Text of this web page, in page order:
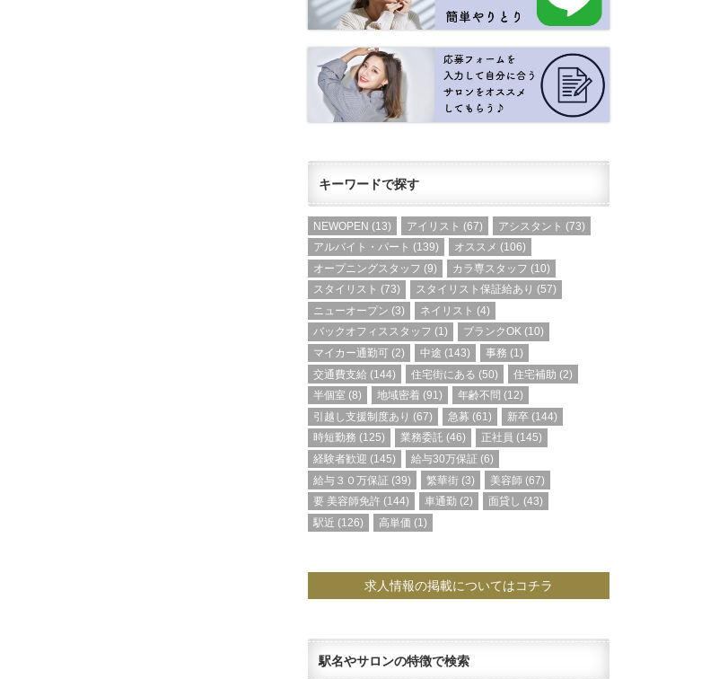
キーワードで探す
NEWOPEN (13) アイリスト (67) アシスタント (73)
アルバイト・パート (139) オススメ (106)
オープニングスタッフ (9) カラ専スタッフ (10)
スタイリスト (73) スタイリスト保証給あり (57)
ニューオープン (3) ネイリスト (4)
バックオフィススタッフ (1) ブランクOK (10)
マイカー通勤可 (2) 中途 (143) 事務 (1)
交通費支給 (144) 住宅街にある (50) 住宅補助 (2)
半個室 (8) 地域密着 (91) 年齢不問 (12)
引越し支援制度あり (67) 急募 (61) 新卒 (144)
時短勤務 (125) 業務委託 (46) 正社員 (145)
経験者歓迎 (145) 給与30万保証 (6)
給与３０万保証 (39) 繁華街 (3) 美容師 (67)
要 美容師免許 (144) 車通勤 (2) 面貸し (43)
駅近 (126) 高単価 (1)
求人情報の掲載についてはコチラ
駅名やサロンの特徴で検索